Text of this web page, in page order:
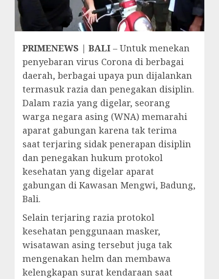
PRIMENEWS | BALI – Untuk menekan
penyebaran virus Corona di berbagai
daerah, berbagai upaya pun dijalankan
termasuk razia dan penegakan disiplin.
Dalam razia yang digelar, seorang
warga negara asing (WNA) memarahi
aparat gabungan karena tak terima
saat terjaring sidak penerapan disiplin
dan penegakan hukum protokol
kesehatan yang digelar aparat
gabungan di Kawasan Mengwi, Badung,
Bali.
Selain terjaring razia protokol
kesehatan penggunaan masker,
wisatawan asing tersebut juga tak
mengenakan helm dan membawa
kelengkapan surat kendaraan saat